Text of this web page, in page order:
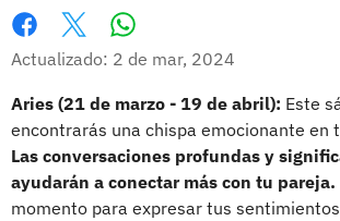
Facebook
X
Actualizado: 2 de mar, 2024
Aries (21 de marzo - 19 de abril): Este
encontrarás una chispa emocionante en
Las conversaciones profundas y
ayudarán a conectar más con tu pareja.
momento para expresar tus